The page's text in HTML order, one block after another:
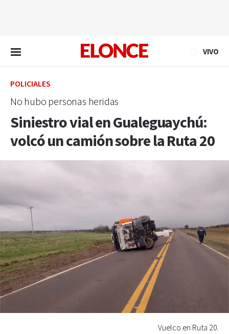
VIVO
POLICIALES
No hubo personas heridas
Siniestro vial en Gualeguaychú:
volcó un camión sobre la Ruta 20
Vuelco en Ruta 20.